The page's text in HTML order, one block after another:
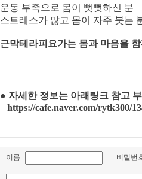
운동 부족으로 몸이 뻣뻣하신 분
스트레스가 많고 몸이 자주 붓는
근막테라피요가는 몸과 마음을
● 자세한 정보는 아래링크 참고
https://cafe.naver.com/rytk300/
이름 비밀번